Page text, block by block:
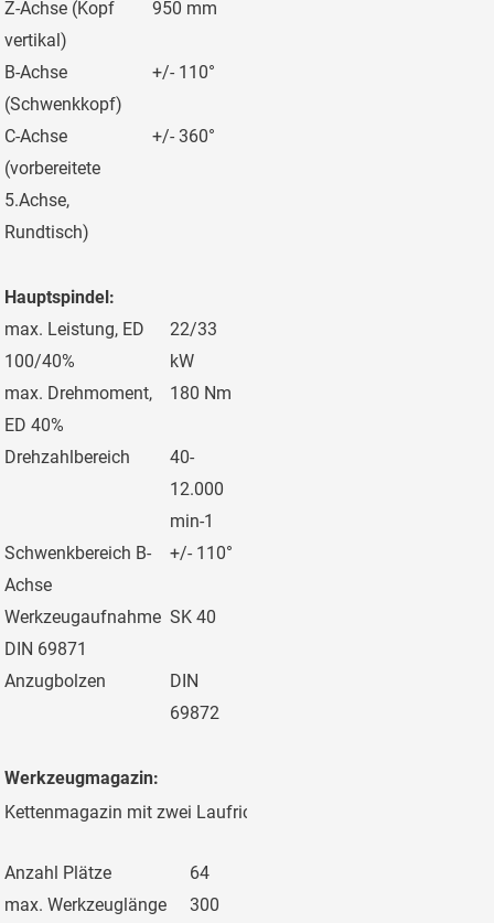
Z-Achse (Kopf
vertikal)
950 mm
B-Achse
(Schwenkkopf)
+/- 110°
C-Achse
(vorbereitete
5.Achse,
Rundtisch)
+/- 360°
Hauptspindel:
max. Leistung, ED
100/40%
22/33
kW
max. Drehmoment,
ED 40%
180 Nm
Drehzahlbereich
40-
12.000
min-1
Schwenkbereich B-
Achse
+/- 110°
Werkzeugaufnahme
DIN 69871
SK 40
Anzugbolzen
DIN
69872
Werkzeugmagazin:
Kettenmagazin mit zwei Laufrichtungen und
Anzahl Plätze
64
max. Werkzeuglänge
300